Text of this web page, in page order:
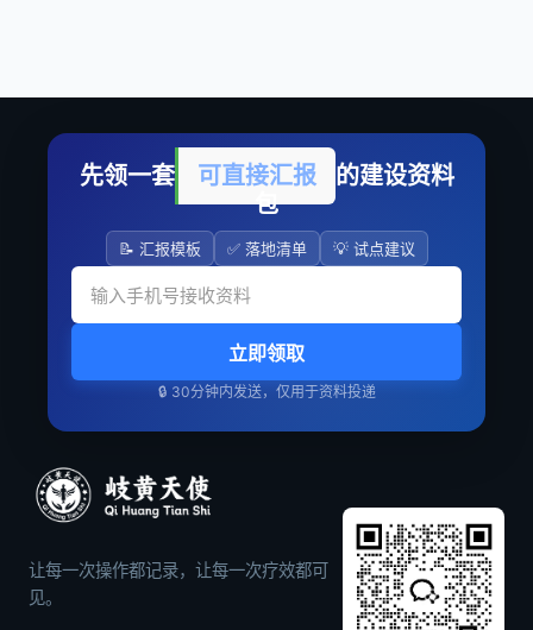
先领一套 可直接汇报
的建设资料
包
📝 汇报模板 ✅ 落地清单 💡 试点建议
立即领取
🔒 30分钟内发送，仅用于资料投递
让每一次操作都记录，让每一次疗效都可
见。